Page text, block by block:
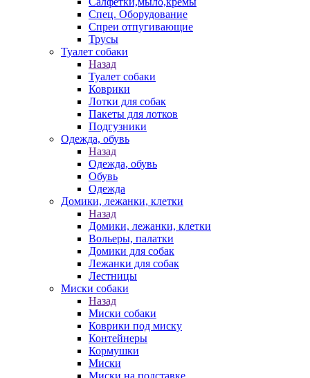
Спец. Оборудование
Спреи отпугивающие
Трусы
Туалет собаки
Назад
Туалет собаки
Коврики
Лотки для собак
Пакеты для лотков
Подгузники
Одежда, обувь
Назад
Одежда, обувь
Обувь
Одежда
Домики, лежанки, клетки
Назад
Домики, лежанки, клетки
Вольеры, палатки
Домики для собак
Лежанки для собак
Лестницы
Миски собаки
Назад
Миски собаки
Коврики под миску
Контейнеры
Кормушки
Миски
Миски на подставке